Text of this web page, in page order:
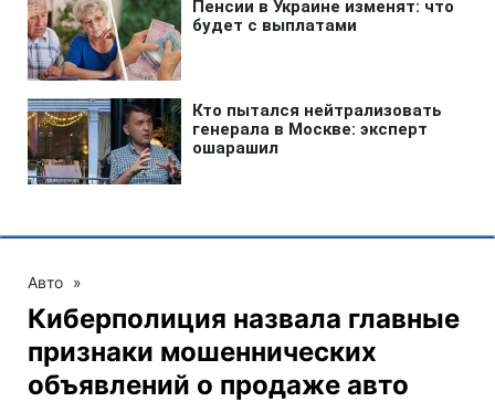
Авто »
Киберполиция назвала главные
признаки мошеннических
объявлений о продаже авто